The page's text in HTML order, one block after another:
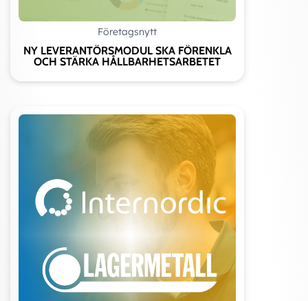
Företagsnytt
NY LEVERANTÖRSMODUL SKA FÖRENKLA
OCH STÄRKA HÅLLBARHETSARBETET